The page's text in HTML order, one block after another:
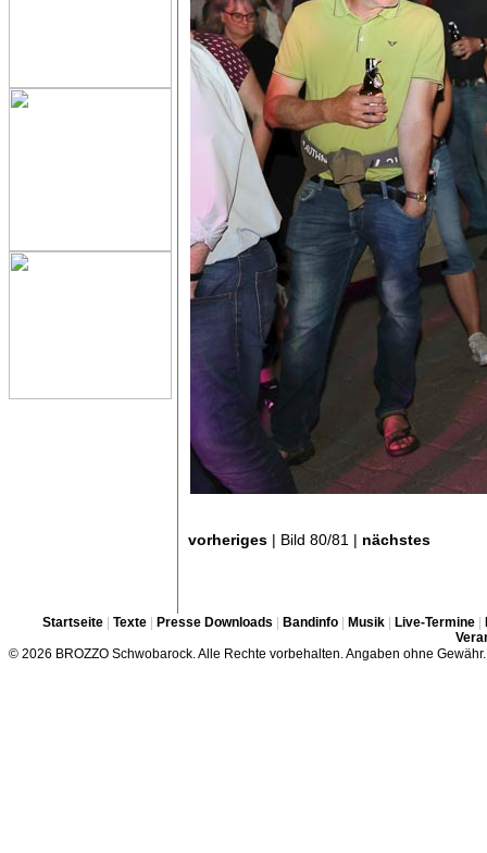
vorheriges | Bild 80/81 | nächstes
Startseite| Texte| Presse Downloads Bandinfo| Musik| Live-Termine|
© 2026 BROZZO Schwobarock. Alle Rechte vorbehalten. Angaben ohne Gewähr.